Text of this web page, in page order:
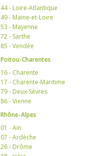
44 - Loire-Atlantique
49 - Maine-et-Loire
53 - Mayenne
72 - Sarthe
85 - Vendée
Poitou-Charentes
16 - Charente
17 - Charente-Maritime
79 - Deux-Sèvres
86 - Vienne
Rhône-Alpes
01 - Ain
07 - Ardèche
26 - Drôme